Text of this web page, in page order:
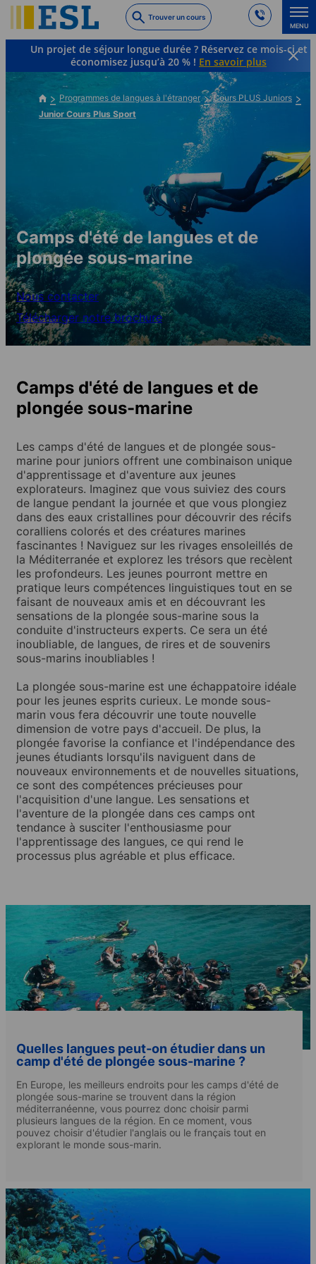
to
main
content
Trouver un cours
MENU
Un projet de séjour longue durée ? Réservez ce mois-ci et
économisez jusqu’à 20 % ! En savoir plus
Programmes de langues à l'étranger
Cours PLUS Juniors
Junior Cours Plus Sport
Camps d'été de langues et de
plongée sous-marine
Nous contacter
Télécharger notre brochure
Camps d'été de langues et de
plongée sous-marine
Les camps d'été de langues et de plongée sous-
marine pour juniors offrent une combinaison unique
d'apprentissage et d'aventure aux jeunes
explorateurs. Imaginez que vous suiviez des cours
de langue pendant la journée et que vous plongiez
dans des eaux cristallines pour découvrir des récifs
coralliens colorés et des créatures marines
fascinantes ! Naviguez sur les rivages ensoleillés de
la Méditerranée et explorez les trésors que recèlent
les profondeurs. Les jeunes pourront mettre en
pratique leurs compétences linguistiques tout en se
faisant de nouveaux amis et en découvrant les
sensations de la plongée sous-marine sous la
conduite d'instructeurs experts. Ce sera un été
inoubliable, de langues, de rires et de souvenirs
sous-marins inoubliables !
La plongée sous-marine est une échappatoire idéale
pour les jeunes esprits curieux. Le monde sous-
marin vous fera découvrir une toute nouvelle
dimension de votre pays d'accueil. De plus, la
plongée favorise la confiance et l'indépendance des
jeunes étudiants lorsqu'ils naviguent dans de
nouveaux environnements et de nouvelles situations,
ce sont des compétences précieuses pour
l'acquisition d'une langue. Les sensations et
l'aventure de la plongée dans ces camps ont
tendance à susciter l'enthousiasme pour
l'apprentissage des langues, ce qui rend le
processus plus agréable et plus efficace.
Quelles langues peut-on étudier dans un
camp d'été de plongée sous-marine ?
En Europe, les meilleurs endroits pour les camps d'été de
plongée sous-marine se trouvent dans la région
méditerranéenne, vous pourrez donc choisir parmi
plusieurs langues de la région. En ce moment, vous
pouvez choisir d'étudier l'anglais ou le français tout en
explorant le monde sous-marin.